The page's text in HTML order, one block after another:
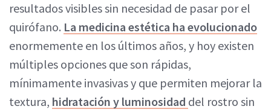
resultados visibles sin necesidad de pasar por el
quirófano. La medicina estética ha evolucionado
enormemente en los últimos años, y hoy existen
múltiples opciones que son rápidas,
mínimamente invasivas y que permiten mejorar la
textura, hidratación y luminosidad del rostro sin